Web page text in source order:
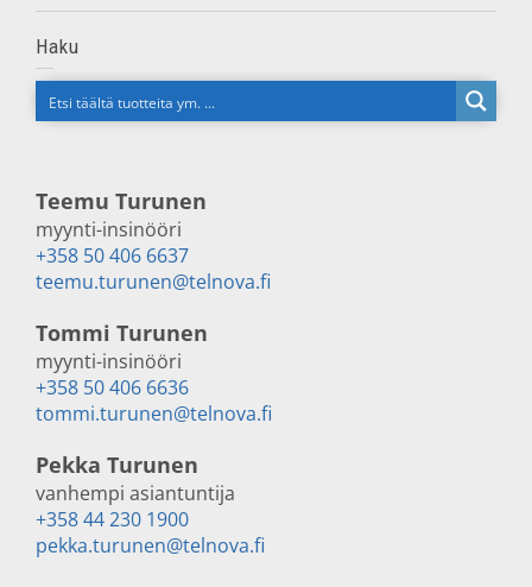
Haku
Teemu Turunen
myynti-insinööri
+358 50 406 6637
teemu.turunen@telnova.fi
Tommi Turunen
myynti-insinööri
+358 50 406 6636
tommi.turunen@telnova.fi
Pekka Turunen
vanhempi asiantuntija
+358 44 230 1900
pekka.turunen@telnova.fi